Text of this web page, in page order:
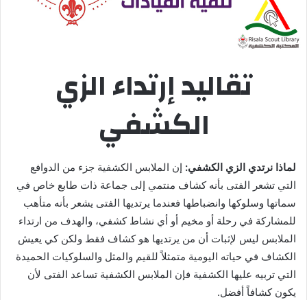
تقاليد إرتداء الزي
الكشفي
لماذا نرتدي الزي الكشفي: إن الملابس الكشفية جزء من الدوافع
التي تشعر الفتى بأنه كشاف منتمي إلى جماعة ذات طابع خاص في
سماتها وسلوكها وانضباطها فعندما يرتديها الفتى يشعر بأنه متأهب
للمشاركة في رحلة أو مخيم أو أي نشاط كشفي، والهدف من ارتداء
الملابس ليس لإثبات أن من يرتديها هو كشاف فقط ولكن كي يعيش
الكشاف في حياته اليومية متمثلاً للقيم والمثل والسلوكيات الحميدة
التي تربيه عليها الكشفية فإن الملابس الكشفية تساعد الفتى لأن
يكون كشافاً أفضل.